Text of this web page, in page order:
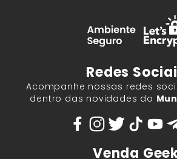
Redes
Acompanhe nossas redes
dentro das novidades do
Venda